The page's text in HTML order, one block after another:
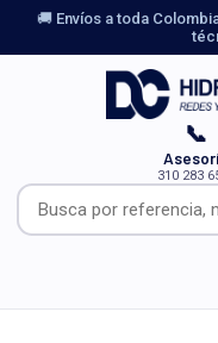
🚚 Envíos a toda
📞
310 283